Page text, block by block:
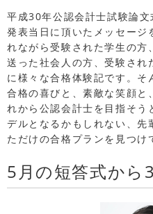
平成30年公認会計士試験論
発表当日に頂いたメッセージ
れながら受験された学生の方
送った社会人の方、受験され
に様々な合格体験記です。そ
合格の喜びと、素敵な笑顔と
れから公認会計士を目指そう
デルとなるかもしれない、先
ただけの合格プランを見つけ